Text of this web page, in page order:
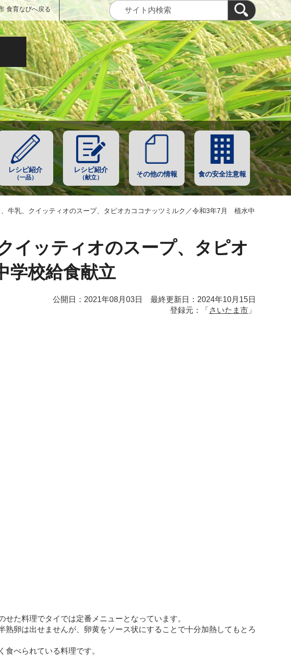
食育なびへ戻る
レシピ紹介
（一品）
レシピ紹介
（献立） その他の情報 食の安全注意報
牛乳、クイッティオのスープ、タピオカココナッツミルク／令和3年7月 植水中
イッティオのスープ、タピオ
学校給食献立
公開日：2021年08月03日 最終更新日：2024年10月15日
登録元：「 さいたま市 」
た料理でタイでは定番メニューとなっています。
卵は出せませんが、卵黄をソース状にすることで十分加熱してもとろ
べられている料理です。